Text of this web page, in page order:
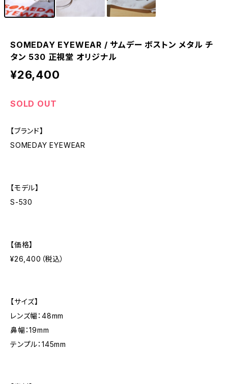
SOMEDAY EYEWEAR / サムデー ボストン メタル チ
タン 530 正視堂 オリジナル
¥26,400
SOLD OUT
【ブランド】
SOMEDAY EYEWEAR
【モデル】
S-530
【価格】
¥26,400（税込）
【サイズ】
レンズ幅：48mm
鼻幅：19mm
テンプル：145mm